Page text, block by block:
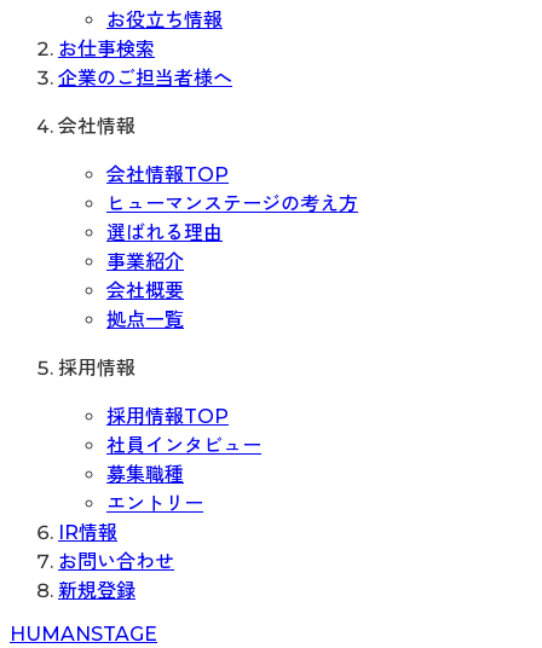
お役立ち情報
お仕事検索
企業のご担当者様へ
会社情報
会社情報TOP
ヒューマンステージの考え方
選ばれる理由
事業紹介
会社概要
拠点一覧
採用情報
採用情報TOP
社員インタビュー
募集職種
エントリー
IR情報
お問い合わせ
新規登録
HUMANSTAGE